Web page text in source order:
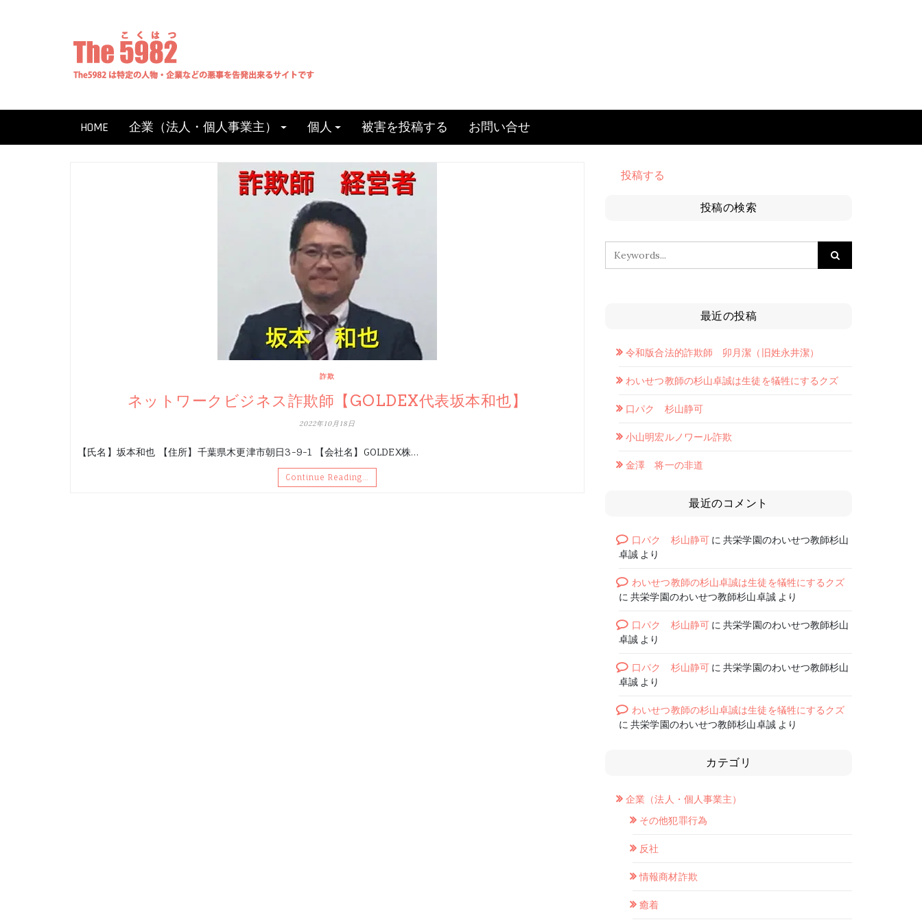
HOME 企業（法人・個人事業主） 個人 被害を投稿する お問い合せ
詐欺
ネットワークビジネス詐欺師【GOLDEX代表坂本和也】
2022年10月18日
【氏名】坂本和也 【住所】千葉県木更津市朝日3-9-1 【会社名】GOLDEX株…
Continue Reading…
投稿する
投稿の検索
最近の投稿
令和版合法的詐欺師 卯月潔（旧姓永井潔）
わいせつ教師の杉山卓誠は生徒を犠牲にするクズ
口パク 杉山静可
小山明宏ルノワール詐欺
金澤 将一の非道
最近のコメント
口パク 杉山静可に共栄学園のわいせつ教師杉山
卓誠 より
わいせつ教師の杉山卓誠は生徒を犠牲にするクズ
に共栄学園のわいせつ教師杉山卓誠より
口パク 杉山静可に共栄学園のわいせつ教師杉山
卓誠 より
口パク 杉山静可に共栄学園のわいせつ教師杉山
卓誠 より
わいせつ教師の杉山卓誠は生徒を犠牲にするクズ
に共栄学園のわいせつ教師杉山卓誠より
カテゴリ
企業（法人・個人事業主）
その他犯罪行為
反社
情報商材詐欺
癒着